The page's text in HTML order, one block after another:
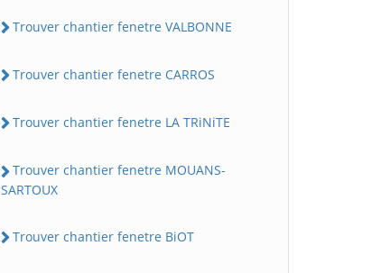
Trouver chantier fenetre VALBONNE
Trouver chantier fenetre CARROS
Trouver chantier fenetre LA TRiNiTE
Trouver chantier fenetre MOUANS-
SARTOUX
Trouver chantier fenetre BiOT